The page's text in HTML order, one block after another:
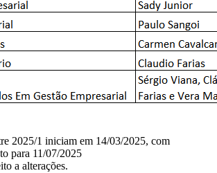
2025/1 iniciam em 14/03/2025, com
para 11/07/2025
a alterações.